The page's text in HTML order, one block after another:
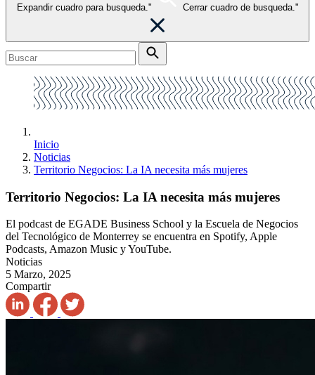
Expandir cuadro para busqueda." Cerrar cuadro de busqueda."
Inicio
Noticias
Territorio Negocios: La IA necesita más mujeres
Territorio Negocios: La IA necesita más mujeres
El podcast de EGADE Business School y la Escuela de Negocios
del Tecnológico de Monterrey se encuentra en Spotify, Apple
Podcasts, Amazon Music y YouTube.
Noticias
5 Marzo, 2025
Compartir